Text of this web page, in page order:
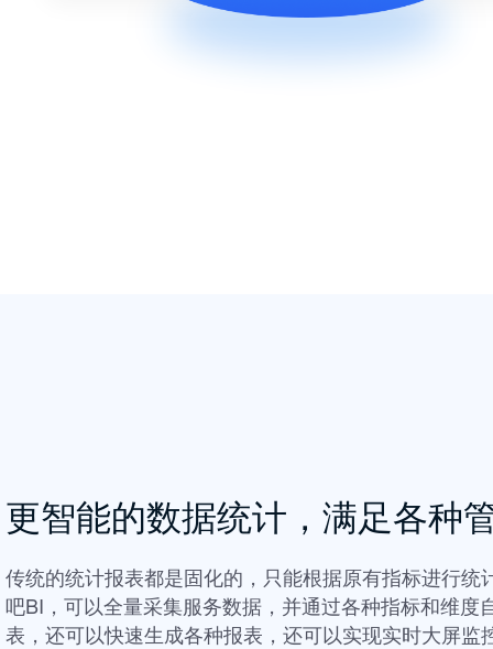
更智能的数据统计，满足各种
传统的统计报表都是固化的，只能根据原有指标进行统
吧BI，可以全量采集服务数据，并通过各种指标和维度
表，还可以快速生成各种报表，还可以实现实时大屏监